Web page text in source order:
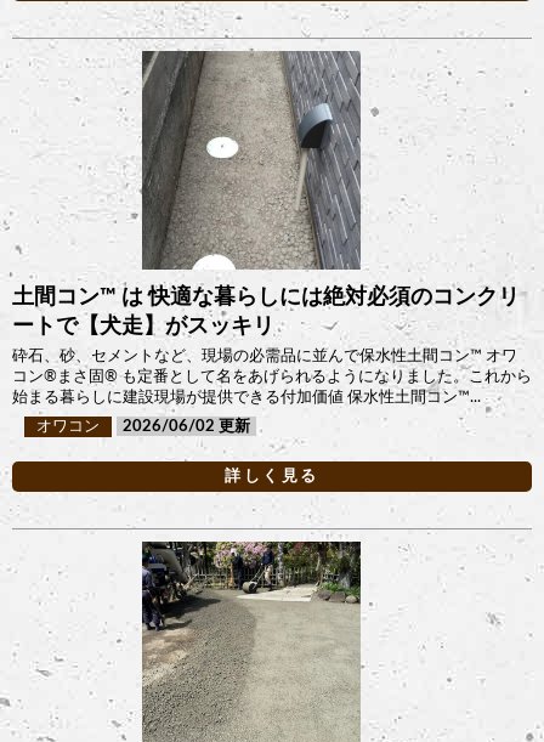
土間コン™︎ は 快適な暮らしには絶対必須のコンクリ
ートで【犬走】がスッキリ
砕石、砂、セメントなど、現場の必需品に並んで保水性土間コン™︎ オワ
コン®︎まさ固®︎ も定番として名をあげられるようになりました。これから
始まる暮らしに建設現場が提供できる付加価値 保水性土間コン™...
オワコン
2026/06/02
詳しく見る